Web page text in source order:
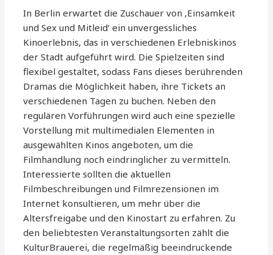
In Berlin erwartet die Zuschauer von ‚Einsamkeit
und Sex und Mitleid‘ ein unvergessliches
Kinoerlebnis, das in verschiedenen Erlebniskinos
der Stadt aufgeführt wird. Die Spielzeiten sind
flexibel gestaltet, sodass Fans dieses berührenden
Dramas die Möglichkeit haben, ihre Tickets an
verschiedenen Tagen zu buchen. Neben den
regulären Vorführungen wird auch eine spezielle
Vorstellung mit multimedialen Elementen in
ausgewählten Kinos angeboten, um die
Filmhandlung noch eindringlicher zu vermitteln.
Interessierte sollten die aktuellen
Filmbeschreibungen und Filmrezensionen im
Internet konsultieren, um mehr über die
Altersfreigabe und den Kinostart zu erfahren. Zu
den beliebtesten Veranstaltungsorten zählt die
KulturBrauerei, die regelmäßig beeindruckende